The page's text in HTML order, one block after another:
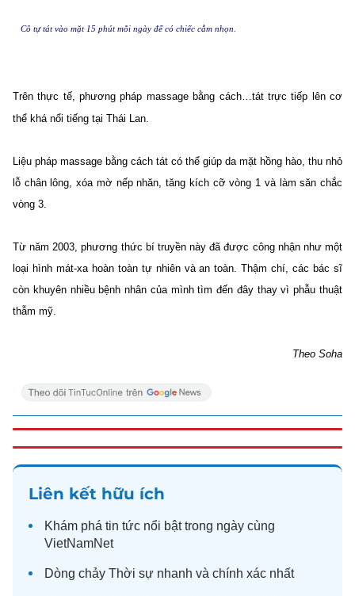
Cô tự tát vào mặt 15 phút mỗi ngày để có chiếc cằm nhọn.
Trên thực tế, phương pháp massage bằng cách…tát trực tiếp lên cơ
thể khá nổi tiếng tại Thái Lan.
Liệu pháp massage bằng cách tát có thể giúp da mặt hồng hào, thu nhỏ
lỗ chân lông, xóa mờ nếp nhăn, tăng kích cỡ vòng 1 và làm săn chắc
vòng 3.
Từ năm 2003, phương thức bí truyền này đã được công nhận như một
loại hình mát-xa hoàn toàn tự nhiên và an toàn. Thậm chí, các bác sĩ
còn khuyên nhiều bệnh nhân của mình tìm đến đây thay vì phẫu thuật
thẫm mỹ.
Theo Soha
Liên kết hữu ích
Khám phá tin tức nổi bật trong ngày cùng
VietNamNet
Dòng chảy Thời sự nhanh và chính xác nhất